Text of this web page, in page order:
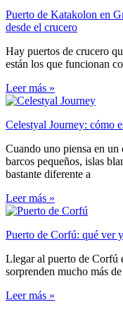
Puerto de Katakolon en
desde el crucero
Hay puertos de crucero
están los que funcionan
Leer más »
Celestyal Journey: cómo
Cuando uno piensa en
barcos pequeños, islas
bastante diferente a
Leer más »
Puerto de Corfú: qué ver
Llegar al puerto de Corfú
sorprenden mucho más
Leer más »